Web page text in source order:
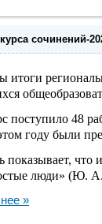
сочинений-
итоги
поступило 48
году были
показывает, что
люди» (Ю. А.
»